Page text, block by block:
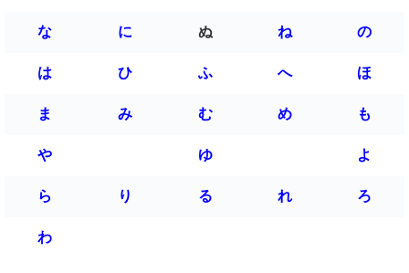
な に ぬ ね の
は ひ ふ へ ほ
ま み む め も
や ゆ よ
ら り る れ ろ
わ